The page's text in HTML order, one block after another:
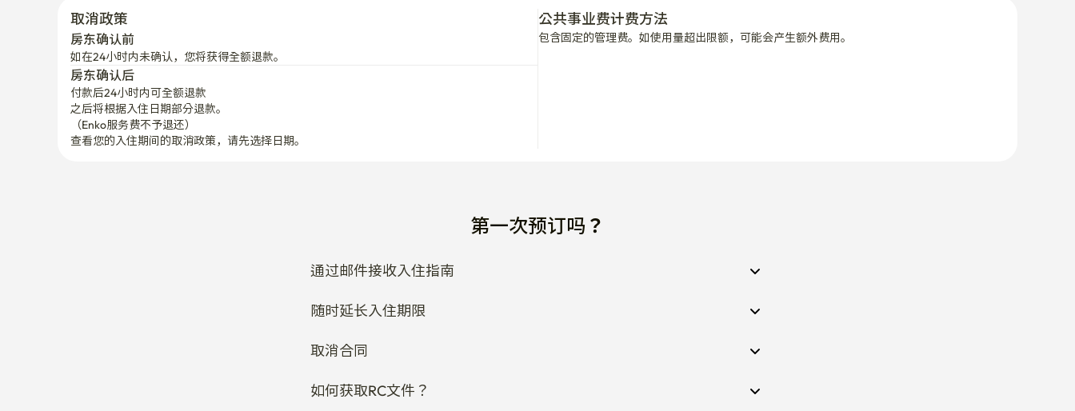
取消政策
房东确认前
如在24小时内未确认，您将获得全额退款。
房东确认后
付款后24小时内可全额退款
之后将根据入住日期部分退款。
（Enko服务费不予退还）
查看您的入住期间的取消政策，请先选择日期。
公共事业费计费方法
包含固定的管理费。如使用量超出限额，可能会产生额外费用。
第一次预订吗？
通过邮件接收入住指南
随时延长入住期限
取消合同
如何获取RC文件？